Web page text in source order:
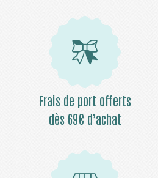
Frais de port offerts
dès 69€ d’achat